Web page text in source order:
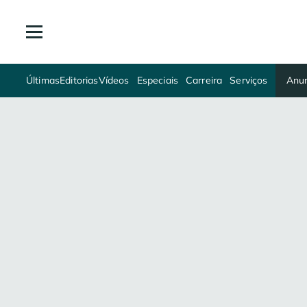
ÚltimasEditoriasVídeos Especiais Carreira Serviços